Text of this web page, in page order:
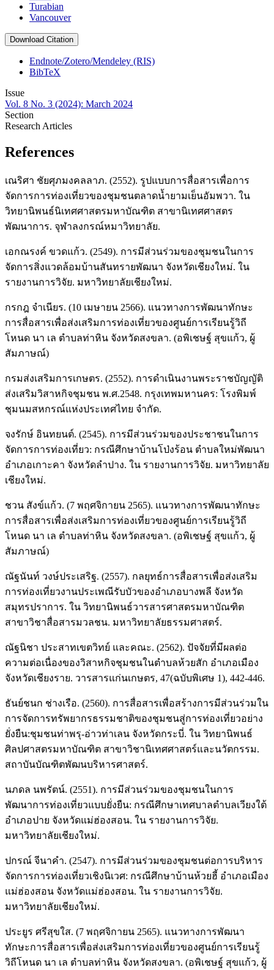
Turabian
Vancouver
Download Citation
Endnote/Zotero/Mendeley (RIS)
BibTeX
Issue
Vol. 8 No. 3 (2024): March 2024
Section
Research Articles
References
เณริศา ชัยศุภมงคลลาภ. (2552). รูปแบบการสื่อสารเพื่อการ
จัดการการท่องเที่ยวของชุมชนตลาดน้ำยามเย็นอัมพวา. ใน
วิทยานิพนธ์นิเทศศาสตรมหาบัณฑิต สาขานิเทศศาสตร
พัฒนาการ. จุฬาลงกรณ์หมาวิทยาลัย.
เอกณรงค์ ขวดแก้ว. (2549). การมีส่วนร่วมของชุมชนในการ
จัดการสิ่งแวดล้อมบ้านสันทรายพัฒนา จังหวัดเชียงใหม่. ใน
รายงานการวิจัย. มหาวิทยาลัยเชียงใหม่.
กรกฎ จำเนียร. (10 เมษายน 2566). แนวทางการพัฒนาทักษะ
การสื่อสารเพื่อส่งเสริมการท่องเที่ยวของศูนย์การเรียนรู้วิถี
โหนด นา เล ตำบลท่าหิน จังหวัดสงขลา. (อพิเชษฐ์ สุขแก้ว, ผู้
สัมภาษณ์)
กรมส่งเสริมการเกษตร. (2552). การดำเนินงานพระราชบัญญัติ
ส่งเสริมวิสาหกิจชุมชน พ.ศ.2548. กรุงเทพมหานคร: โรงพิมพ์
ชุมนมสหกรณ์แห่งประเทศไทย จำกัด.
จงรักษ์ อินทยนต์. (2545). การมีส่วนร่วมของประชาชนในการ
จัดการการท่องเที่ยว: กรณีศึกษาบ้านโป่งร้อน ตำบลใหม่พัฒนา
อำเภอเกาะคา จังหวัดลำปาง. ใน รายงานการวิจัย. มหาวิทยาลัย
เชียงใหม่.
ชวน สังข์แก้ว. (7 พฤศจิกายน 2565). แนวทางการพัฒนาทักษะ
การสื่อสารเพื่อส่งเสริมการท่องเที่ยวของศูนย์การเรียนรู้วิถี
โหนด นา เล ตำบลท่าหิน จังหวัดสงขลา. (อพิเชษฐ์ สุขแก้ว, ผู้
สัมภาษณ์)
ณัฐนันท์ วงษ์ประเสริฐ. (2557). กลยุทธ์การสื่อสารเพื่อส่งเสริม
การท่องเที่ยวงานประเพณีรับบัวของอำเภอบางพลี จังหวัด
สมุทรปราการ. ใน วิทยานิพนธ์วารสารศาสตรมหาบัณฑิต
สาขาวิชาสื่อสารมวลชน. มหาวิทยาลัยธรรมศาสตร์.
ณัฐนิชา ประสาทเขตวิทย์ และคณะ. (2562). ปัจจัยที่มีผลต่อ
ความต่อเนื่องของวิสาหกิจชุมชนในตำบลห้วยสัก อำเภอเมือง
จังหวัดเชียงราย. วารสารแก่นเกษตร, 47(ฉบับพิเศษ 1), 442-446.
ธันย์ชนก ช่างเรือ. (2560). การสื่อสารเพื่อสร้างการมีส่วนร่วมใน
การจัดการทรัพยากรธรรมชาติของชุมชนสู่การท่องเที่ยวอย่าง
ยั่งยืน:ชุมชนท่าพรุ-อ่าวท่าเลน จังหวัดกระบี่. ใน วิทยานิพนธ์
ศิลปศาสตรมหาบัณฑิต สาขาวิชานิเทศศาสตร์และนวัตกรรม.
สถาบันบัณฑิตพัฒนบริหารศาสตร์.
นภดล นพรัตน์. (2551). การมีส่วนร่วมของชุมชนในการ
พัฒนาการท่องเที่ยวแบบยั่งยืน: กรณีศึกษาเทศบาลตำบลเวียงใต้
อำเภอปาย จังหวัดแม่ฮ่องสอน. ใน รายงานการวิจัย.
มหาวิทยาลัยเชียงใหม่.
ปกรณ์ จีนาคำ. (2547). การมีส่วนร่วมของชุมชนต่อการบริหาร
จัดการการท่องเที่ยวเชิงนิเวศ: กรณีศึกษาบ้านห้วยฮี้ อำเภอเมือง
แม่ฮ่องสอน จังหวัดแม่ฮ่องสอน. ใน รายงานการวิจัย.
มหาวิทยาลัยเชียงใหม่.
ประยูร ศรีสุขใส. (7 พฤศจิกายน 2565). แนวทางการพัฒนา
ทักษะการสื่อสารเพื่อส่งเสริมการท่องเที่ยวของศูนย์การเรียนรู้
วิถีโหนด นา เล ตำบลท่าหิน จังหวัดสงขลา. (อพิเชษฐ์ สุขแก้ว, ผู้